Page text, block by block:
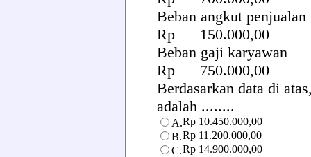
Beban
Rp 150.000,00
Beban gaji
Rp 750.000,00
Berdasarkan data di
adalah ........
A.Rp 10.450.000,00
B.Rp 11.200.000,00
C.Rp 14.900.000,00